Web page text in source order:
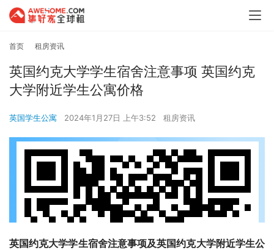
首页 租房资讯
英国约克大学学生宿舍注意事项 英国约克
大学附近学生公寓价格
英国学生公寓 2024年1月27日 上午3:52 租房资讯
英国约克大学学生宿舍注意事项及英国约克大学附近学生公